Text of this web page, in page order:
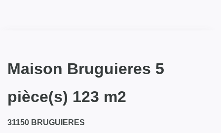
Maison Bruguieres 5
pièce(s) 123 m2
31150 BRUGUIERES